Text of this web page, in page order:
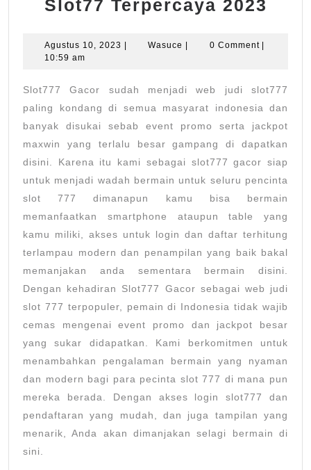
Slot77 Terpercaya 2023
2023
Agustus 10, 2023 AgustusWasuce Wasuce0 Comment
10:59 am
Slot777 Gacor sudah menjadi web judi slot777
paling kondang di semua masyarat indonesia dan
banyak disukai sebab event promo serta jackpot
maxwin yang terlalu besar gampang di dapatkan
disini. Karena itu kami sebagai slot777 gacor siap
untuk menjadi wadah bermain untuk seluru pencinta
slot 777 dimanapun kamu bisa bermain
memanfaatkan smartphone ataupun table yang
kamu miliki, akses untuk login dan daftar terhitung
terlampau modern dan penampilan yang baik bakal
memanjakan anda sementara bermain disini.
Dengan kehadiran Slot777 Gacor sebagai web judi
slot 777 terpopuler, pemain di Indonesia tidak wajib
cemas mengenai event promo dan jackpot besar
yang sukar didapatkan. Kami berkomitmen untuk
menambahkan pengalaman bermain yang nyaman
dan modern bagi para pecinta slot 777 di mana pun
mereka berada. Dengan akses login slot777 dan
pendaftaran yang mudah, dan juga tampilan yang
menarik, Anda akan dimanjakan selagi bermain di
sini.